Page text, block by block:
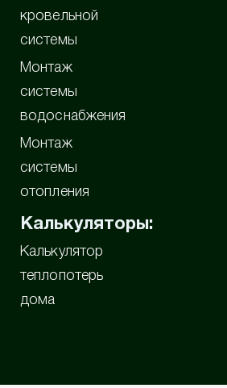
кровельной
системы
Монтаж
системы
водоснабжения
Монтаж
системы
отопления
Калькуляторы:
Калькулятор
теплопотерь
дома